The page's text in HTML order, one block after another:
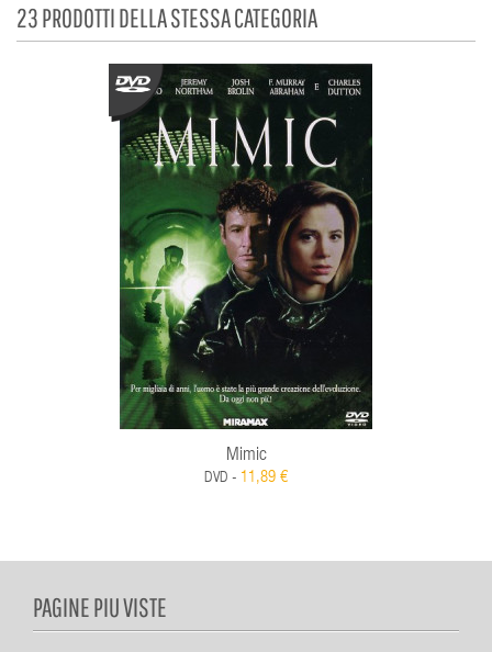
23 PRODOTTI DELLA STESSA CATEGORIA
Mimic
DVD - 11,89 €
PAGINE PIU VISTE